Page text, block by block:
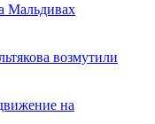
Мальдивах
возмутили
на